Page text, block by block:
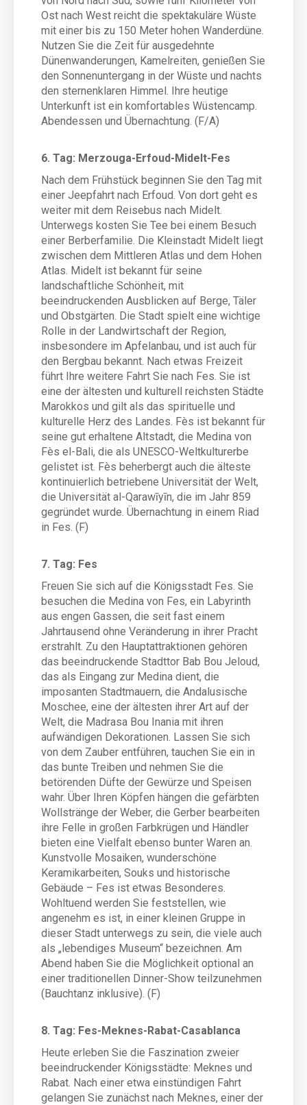
Ost nach West reicht die spektakuläre Wüste
mit einer bis zu 150 Meter hohen Wanderdüne.
Nutzen Sie die Zeit für ausgedehnte
Dünenwanderungen, Kamelreiten, genießen Sie
den Sonnenuntergang in der Wüste und nachts
den sternenklaren Himmel. Ihre heutige
Unterkunft ist ein komfortables Wüstencamp.
Abendessen und Übernachtung. (F/A)
6. Tag: Merzouga-Erfoud-Midelt-Fes
Nach dem Frühstück beginnen Sie den Tag mit
einer Jeepfahrt nach Erfoud. Von dort geht es
weiter mit dem Reisebus nach Midelt.
Unterwegs kosten Sie Tee bei einem Besuch
einer Berberfamilie. Die Kleinstadt Midelt liegt
zwischen dem Mittleren Atlas und dem Hohen
Atlas. Midelt ist bekannt für seine
landschaftliche Schönheit, mit
beeindruckenden Ausblicken auf Berge, Täler
und Obstgärten. Die Stadt spielt eine wichtige
Rolle in der Landwirtschaft der Region,
insbesondere im Apfelanbau, und ist auch für
den Bergbau bekannt. Nach etwas Freizeit
führt Ihre weitere Fahrt Sie nach Fes. Sie ist
eine der ältesten und kulturell reichsten Städte
Marokkos und gilt als das spirituelle und
kulturelle Herz des Landes. Fès ist bekannt für
seine gut erhaltene Altstadt, die Medina von
Fès el-Bali, die als UNESCO-Weltkulturerbe
gelistet ist. Fès beherbergt auch die älteste
kontinuierlich betriebene Universität der Welt,
die Universität al-Qarawīyīn, die im Jahr 859
gegründet wurde. Übernachtung in einem Riad
in Fes. (F)
7. Tag: Fes
Freuen Sie sich auf die Königsstadt Fes. Sie
besuchen die Medina von Fes, ein Labyrinth
aus engen Gassen, die seit fast einem
Jahrtausend ohne Veränderung in ihrer Pracht
erstrahlt. Zu den Hauptattraktionen gehören
das beeindruckende Stadttor Bab Bou Jeloud,
das als Eingang zur Medina dient, die
imposanten Stadtmauern, die Andalusische
Moschee, eine der ältesten ihrer Art auf der
Welt, die Madrasa Bou Inania mit ihren
aufwändigen Dekorationen. Lassen Sie sich
von dem Zauber entführen, tauchen Sie ein in
das bunte Treiben und nehmen Sie die
betörenden Düfte der Gewürze und Speisen
wahr. Über Ihren Köpfen hängen die gefärbten
Wollstränge der Weber, die Gerber bearbeiten
ihre Felle in großen Farbkrügen und Händler
bieten eine Vielfalt ebenso bunter Waren an.
Kunstvolle Mosaiken, wunderschöne
Keramikarbeiten, Souks und historische
Gebäude – Fes ist etwas Besonderes.
Wohltuend werden Sie feststellen, wie
angenehm es ist, in einer kleinen Gruppe in
dieser Stadt unterwegs zu sein, die viele auch
als „lebendiges Museum“ bezeichnen. Am
Abend haben Sie die Möglichkeit optional an
einer traditionellen Dinner-Show teilzunehmen
(Bauchtanz inklusive). (F)
8. Tag: Fes-Meknes-Rabat-Casablanca
Heute erleben Sie die Faszination zweier
beeindruckender Königsstädte: Meknes und
Rabat. Nach einer etwa einstündigen Fahrt
gelangen Sie zunächst nach Meknes, einer der